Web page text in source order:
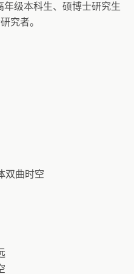
年级本科生、硕博士研究生
究者。
双曲时空